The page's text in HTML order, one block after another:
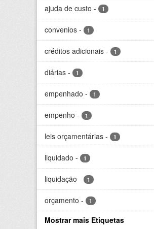
ajuda de custo - 1
convenios - 1
créditos adicionais - 1
diárias - 1
empenhado - 1
empenho - 1
leis orçamentárias - 1
liquidado - 1
liquidação - 1
orçamento - 1
Mostrar mais Etiquetas